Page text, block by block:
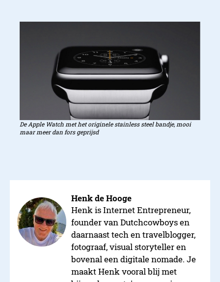
De Apple Watch met het originele stainless steel bandje, mooi
maar meer dan fors geprijsd
Henk de Hooge
Henk is Internet Entrepreneur,
founder van Dutchcowboys en
daarnaast tech en travelblogger,
fotograaf, visual storyteller en
bovenal een digitale nomade. Je
maakt Henk vooral blij met